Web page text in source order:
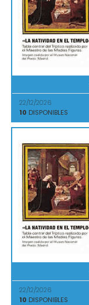
22/12/2026
10 DISPONIBLES
22/12/2026
10 DISPONIBLES